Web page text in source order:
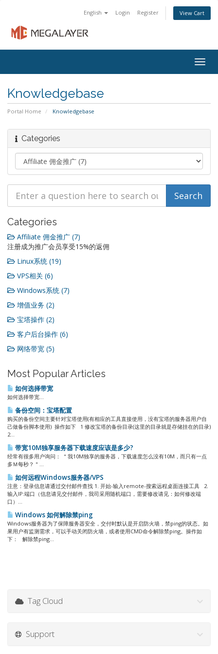
English Login Register View Cart
Knowledgebase
Portal Home Knowledgebase
Categories
Categories
Affiliate 佣金推广 (7)
注册成为推广会员享受15%的返佣
Linux系统 (19)
VPS相关 (6)
Windows系统 (7)
增值业务 (2)
宝塔操作 (2)
客户后台操作 (6)
网络带宽 (5)
Most Popular Articles
如何选择带宽
如何选择带宽...
备份空间：宝塔配置
购买的备份空间主要针对宝塔使用(有相应的工具直接使用，没有宝塔的服务器用户自
己做备份脚本使用) 操作如下 1 修改宝塔的备份目录(这里的目录就是存储挂在的目录)
2...
带宽10M独享服务器下载速度应该是多少?
经常有很多用户询问： ＂我10M独享的服务器，下载速度怎么没有10M，而只有一点
多Ｍ每秒？＂...
如何远程Windows服务器/VPS
注意：登录信息请通过交付邮件查找 1. 开始-输入remote-搜索远程桌面连接工具 2.
输入IP:端口（信息请见交付邮件，我司采用随机端口，需要修改请见：如何修改端
口）...
Windows 如何解除禁ping
Windows服务器为了保障服务器安全，交付时默认是开启防火墙，禁ping的状态。如
果用户有监测需求，可以手动关闭防火墙，或者使用CMD命令解除禁ping。操作如
下： 解除禁ping...
Tag Cloud
Support